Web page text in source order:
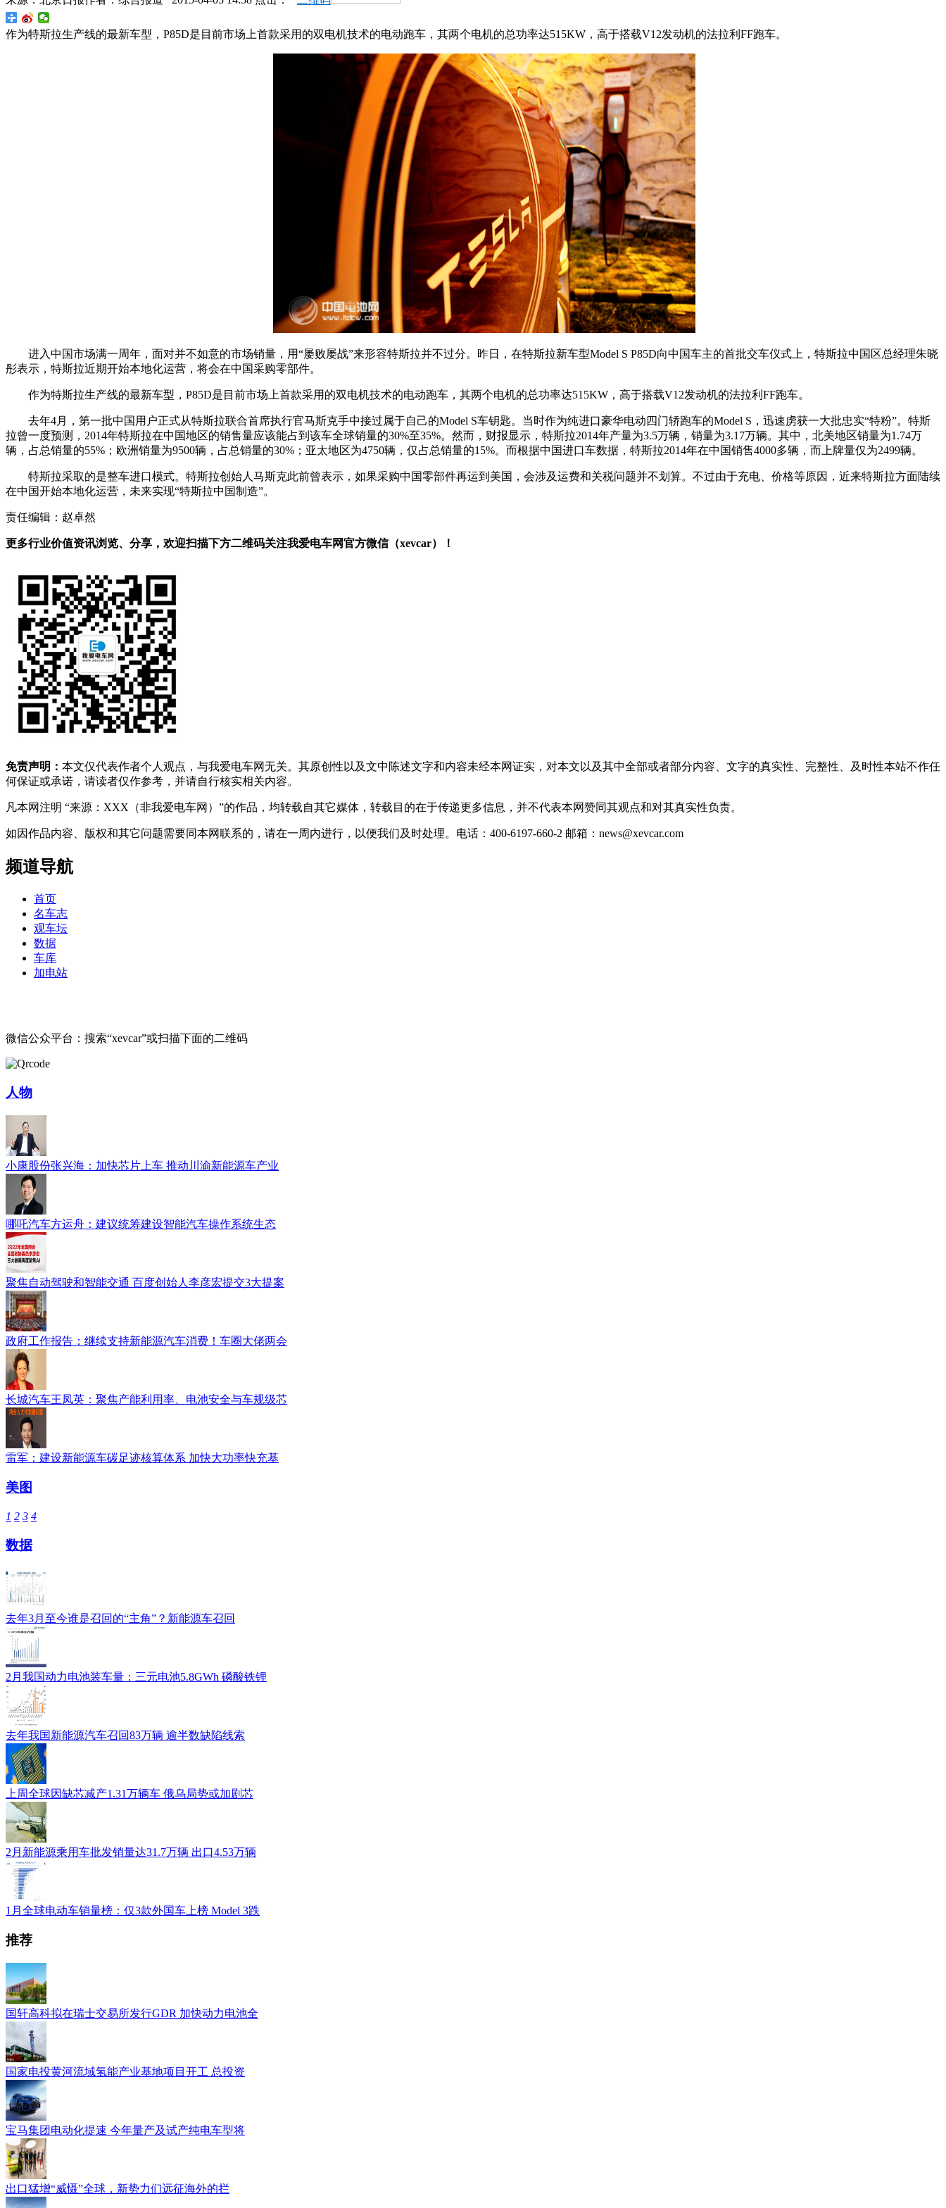
作为特斯拉生产线的最新车型，P85D是目前市场上首款采用的双电机技术的电动跑车，其两个电机的总功率达515KW，高于搭载V12发动机的法拉利FF跑车。
进入中国市场满一周年，面对并不如意的市场销量，用“屡败屡战”来形容特斯拉并不过分。昨日，在特斯拉新车型Model S P85D向中国车主的首批交车仪式上，特斯拉中国区总经理朱晓
彤表示，特斯拉近期开始本地化运营，将会在中国采购零部件。
作为特斯拉生产线的最新车型，P85D是目前市场上首款采用的双电机技术的电动跑车，其两个电机的总功率达515KW，高于搭载V12发动机的法拉利FF跑车。
去年4月，第一批中国用户正式从特斯拉联合首席执行官马斯克手中接过属于自己的Model S车钥匙。当时作为纯进口豪华电动四门轿跑车的Model S，迅速虏获一大批忠实“特粉”。特斯
拉曾一度预测，2014年特斯拉在中国地区的销售量应该能占到该车全球销量的30%至35%。然而，财报显示，特斯拉2014年产量为3.5万辆，销量为3.17万辆。其中，北美地区销量为1.74万
辆，占总销量的55%；欧洲销量为9500辆，占总销量的30%；亚太地区为4750辆，仅占总销量的15%。而根据中国进口车数据，特斯拉2014年在中国销售4000多辆，而上牌量仅为2499辆。
特斯拉采取的是整车进口模式。特斯拉创始人马斯克此前曾表示，如果采购中国零部件再运到美国，会涉及运费和关税问题并不划算。不过由于充电、价格等原因，近来特斯拉方面陆续
在中国开始本地化运营，未来实现“特斯拉中国制造”。
责任编辑：赵卓然
更多行业价值资讯浏览、分享，欢迎扫描下方二维码关注我爱电车网官方微信（xevcar）！
免责声明： 本文仅代表作者个人观点，与我爱电车网无关。其原创性以及文中陈述文字和内容未经本网证实，对本文以及其中全部或者部分内容、文字的真实性、完整性、及时性本站不作任
何保证或承诺，请读者仅作参考，并请自行核实相关内容。
凡本网注明 “来源：XXX（非我爱电车网）”的作品，均转载自其它媒体，转载目的在于传递更多信息，并不代表本网赞同其观点和对其真实性负责。
如因作品内容、版权和其它问题需要同本网联系的，请在一周内进行，以便我们及时处理。电话：400-6197-660-2 邮箱：news@xevcar.com
频道导航
首页
名车志
观车坛
数据
车库
加电站
微信公众平台：搜索“xevcar”或扫描下面的二维码
人物
小康股份张兴海：加快芯片上车 推动川渝新能源车产业
哪吒汽车方运舟：建议统筹建设智能汽车操作系统生态
聚焦自动驾驶和智能交通 百度创始人李彦宏提交3大提案
政府工作报告：继续支持新能源汽车消费！车圈大佬两会
长城汽车王凤英：聚焦产能利用率、电池安全与车规级芯
雷军：建设新能源车碳足迹核算体系 加快大功率快充基
美图
1 2 3 4
数据
去年3月至今谁是召回的“主角”？新能源车召回
2月我国动力电池装车量：三元电池5.8GWh 磷酸铁锂
去年我国新能源汽车召回83万辆 逾半数缺陷线索
上周全球因缺芯减产1.31万辆车 俄乌局势或加剧芯
2月新能源乘用车批发销量达31.7万辆 出口4.53万辆
1月全球电动车销量榜：仅3款外国车上榜 Model 3跌
推荐
国轩高科拟在瑞士交易所发行GDR 加快动力电池全
国家电投黄河流域氢能产业基地项目开工 总投资
宝马集团电动化提速 今年量产及试产纯电车型将
出口猛增“威慑”全球，新势力们远征海外的拦